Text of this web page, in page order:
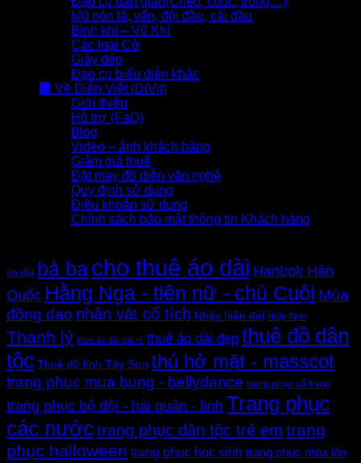
Mũ nón lá, vấn, đội đầu, cài đầu
Binh khí – Vũ Khí
Các loại Cờ
Giày dép
Đạo cụ biểu diễn khác
🏢 Về Diễn Việt (DiVit)
Giới thiệu
Hỗ trợ (FaQ)
Blog
Video – ảnh khách hàng
Giảm giá thuê
Đặt may đồ diễn văn nghệ
Quy định sử dụng
Điều khoản sử dụng
Chính sách bảo mật thông tin Khách hàng
áo dài bà bacho thuê áo dài Hanbok Hàn
Quốc Hằng Nga - tiên nữ - chú Cuội Múa
đồng dao nhân vật cổ tích Nhảy hiện đại Nhật Bình
Thanh lý thuê áo dài giá rẻ thuê áo dài đẹp thuê đồ dân
tộc Thuê đồ lính Tây Sơn thú hở mặt - masscot
trang phuc mua bung - bellydance trang phục cổ trang
trang phục bộ đội - hải quân - lính Trang phục
các nướctrang phục dân tộc trẻ em trang
phục halloween trang phục học sinh trang phục múa lân